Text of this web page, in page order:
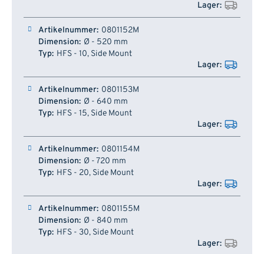
0801152M
Ø - 520 mm
HFS - 10, Side Mount
0801153M
Ø - 640 mm
HFS - 15, Side Mount
0801154M
Ø - 720 mm
HFS - 20, Side Mount
0801155M
Ø - 840 mm
HFS - 30, Side Mount